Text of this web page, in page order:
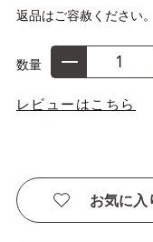
返品はご容赦ください。
数量
レビューはこちら
お気に入